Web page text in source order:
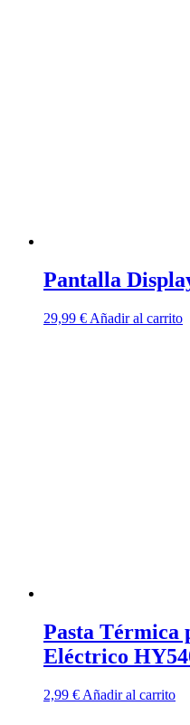
Pantalla
29,99 € Añadir al carrito
Pasta Térmica
Eléctrico
2,99 € Añadir al carrito